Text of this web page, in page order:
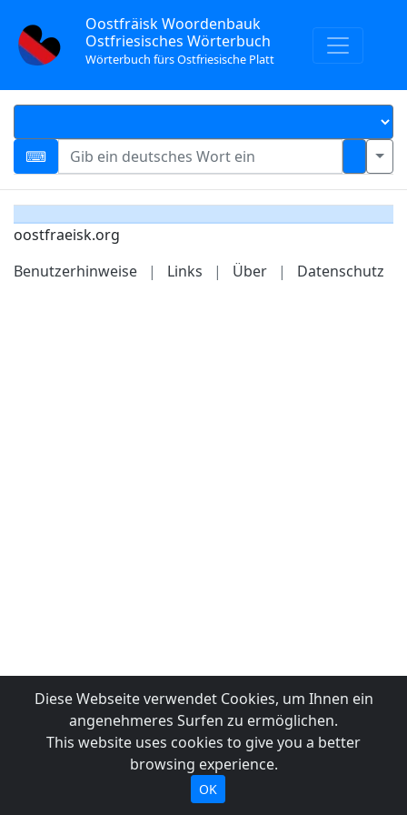
Oostfräisk Woordenbauk
Ostfriesisches Wörterbuch
Wörterbuch fürs Ostfriesische Platt
oostfraeisk.org
Benutzerhinweise
| Links | Über | Datenschutz
Diese Webseite verwendet Cookies, um Ihnen ein
angenehmeres Surfen zu ermöglichen.
This website uses cookies to give you a better
browsing experience.
OK